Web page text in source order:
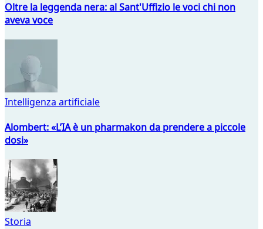
Oltre la leggenda nera: al Sant'Uffizio le voci chi non
aveva voce
Intelligenza artificiale
Alombert: «L’IA è un pharmakon da prendere a piccole
dosi»
Storia